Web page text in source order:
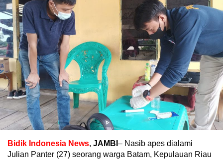
Bidik Indonesia News, JAMBI – Nasib apes dialami
Julian Panter (27) seorang warga Batam, Kepulauan Riau